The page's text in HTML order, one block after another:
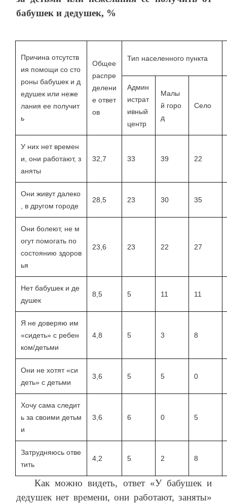
бабушек и дедушек, %
Причина отсутств
ия помощи со сто
роны бабушек и д
едушек или неже
лания ее получит
ь
Общее
распре
делени
е ответ
ов
Тип населенного пункта
Админ
истрат
ивный
центр
Малы
й горо
д
Село
У них нет времен
и, они работают, з
аняты
32,7 33 39 22
Они живут далеко
, в другом городе
28,5 23 30 35
Они болеют, не м
огут помогать по
состоянию здоров
ья
23,6 23 22 27
Нет бабушек и де
душек
8,5 5 11 11
Я не доверяю им
«сидеть» с ребен
ком/детьми
4,8 5 3 8
Они не хотят «си
деть» с детьми
3,6 5 5 0
Хочу сама следит
ь за своими детьм
и
3,6 6 0 5
Затрудняюсь отве
тить
4,2 5 2 8
Как можно видеть, ответ «У бабушек и
дедушек нет времени, они работают, заняты»